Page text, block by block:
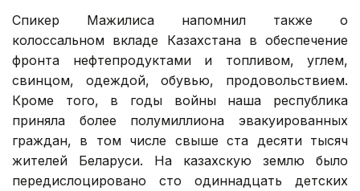
Спикер Мажилиса напомнил также о
колоссальном вкладе Казахстана в обеспечение
фронта нефтепродуктами и топливом, углем,
свинцом, одеждой, обувью, продовольствием.
Кроме того, в годы войны наша республика
приняла более полумиллиона эвакуированных
граждан, в том числе свыше ста десяти тысяч
жителей Беларуси. На казахскую землю было
передислоцировано сто одиннадцать детских